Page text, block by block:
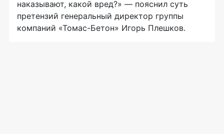
наказывают, какой вред?» — пояснил суть
претензий генеральный директор группы
компаний «Томас-Бетон» Игорь Плешков.